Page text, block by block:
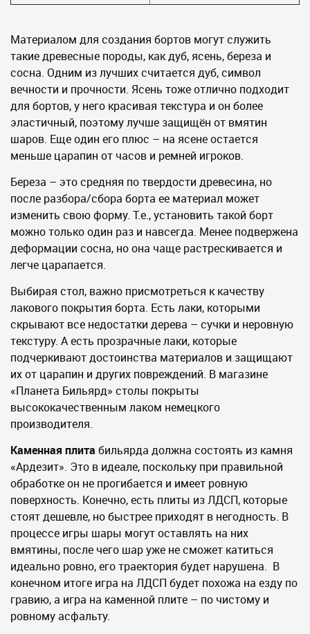
Материалом для создания бортов могут служить
такие древесные породы, как дуб, ясень, береза и
сосна. Одним из лучших считается дуб, символ
вечности и прочности. Ясень тоже отлично подходит
для бортов, у него красивая текстура и он более
эластичный, поэтому лучше защищён от вмятин
шаров. Еще один его плюс – на ясене остается
меньше царапин от часов и ремней игроков.
Береза – это средняя по твердости древесина, но
после разбора/сбора борта ее материал может
изменить свою форму. Т.е., установить такой борт
можно только один раз и навсегда. Менее подвержена
деформации сосна, но она чаще растрескивается и
легче царапается.
Выбирая стол, важно присмотреться к качеству
лакового покрытия борта. Есть лаки, которыми
скрывают все недостатки дерева – сучки и неровную
текстуру. А есть прозрачные лаки, которые
подчеркивают достоинства материалов и защищают
их от царапин и других повреждений. В магазине
«Планета Бильярд» столы покрыты
высококачественным лаком немецкого
производителя.
Каменная плита бильярда должна состоять из камня
«Ардезит». Это в идеале, поскольку при правильной
обработке он не прогибается и имеет ровную
поверхность. Конечно, есть плиты из ЛДСП, которые
стоят дешевле, но быстрее приходят в негодность. В
процессе игры шары могут оставлять на них
вмятины, после чего шар уже не сможет катиться
идеально ровно, его траектория будет нарушена. В
конечном итоге игра на ЛДСП будет похожа на езду по
гравию, а игра на каменной плите – по чистому и
ровному асфальту.